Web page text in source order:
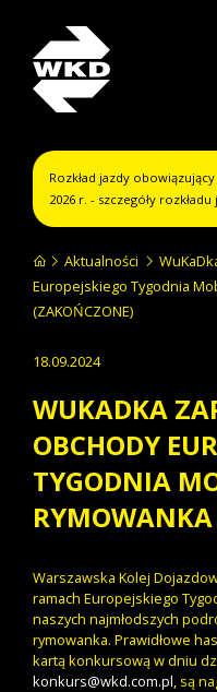
Rozkład jazdy
2026 r. - szczegóły rozkładu
Aktualności
Europejskiego Tygodnia
(ZAKOŃCZONE)
18.09.2024
WUKADKA
OBCHODY
TYGODNIA
Warszawska Kolej
ramach Europejskiego
naszych najmłodszych
rymowanka. Prawidłowe
kartą konkursową w dniu
konkurs@wkd.com.pl, są